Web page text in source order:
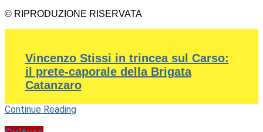
© RIPRODUZIONE RISERVATA
Vincenzo Stissi in trincea sul Carso:
il prete-caporale della Brigata
Catanzaro
Continue Reading